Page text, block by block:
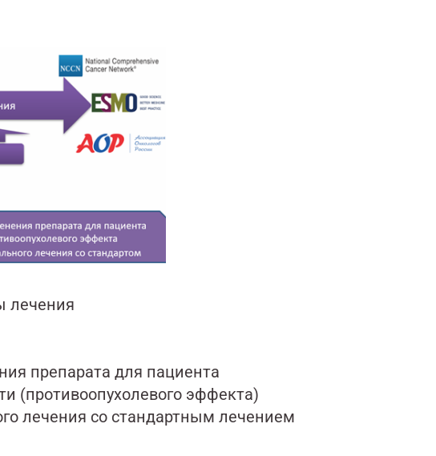
лечения
препарата для пациента
(противоопухолевого эффекта)
лечения со стандартным лечением